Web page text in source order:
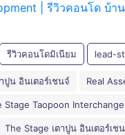
| รีวิวคอนโด บ้าน
รีวิวคอนโดมิเนียม lead-
ปูน อินเตอร์เชนจ์ Real
Stage Taopoon Interchange
The Stage เตาปูน อินเตอร์เช